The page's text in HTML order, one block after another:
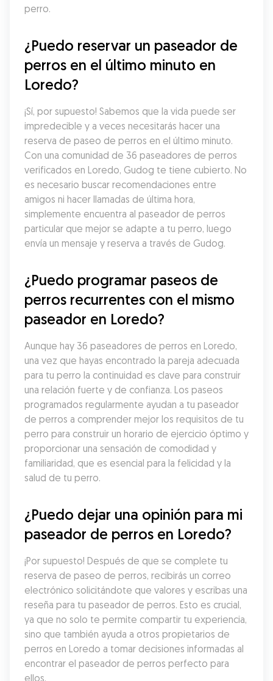
perro.
¿Puedo reservar un paseador de
perros en el último minuto en
Loredo?
¡Sí, por supuesto! Sabemos que la vida puede ser
impredecible y a veces necesitarás hacer una
reserva de paseo de perros en el último minuto.
Con una comunidad de 36 paseadores de perros
verificados en Loredo, Gudog te tiene cubierto. No
es necesario buscar recomendaciones entre
amigos ni hacer llamadas de última hora,
simplemente encuentra al paseador de perros
particular que mejor se adapte a tu perro, luego
envía un mensaje y reserva a través de Gudog.
¿Puedo programar paseos de
perros recurrentes con el mismo
paseador en Loredo?
Aunque hay 36 paseadores de perros en Loredo,
una vez que hayas encontrado la pareja adecuada
para tu perro la continuidad es clave para construir
una relación fuerte y de confianza. Los paseos
programados regularmente ayudan a tu paseador
de perros a comprender mejor los requisitos de tu
perro para construir un horario de ejercicio óptimo y
proporcionar una sensación de comodidad y
familiaridad, que es esencial para la felicidad y la
salud de tu perro.
¿Puedo dejar una opinión para mi
paseador de perros en Loredo?
¡Por supuesto! Después de que se complete tu
reserva de paseo de perros, recibirás un correo
electrónico solicitándote que valores y escribas una
reseña para tu paseador de perros. Esto es crucial,
ya que no solo te permite compartir tu experiencia,
sino que también ayuda a otros propietarios de
perros en Loredo a tomar decisiones informadas al
encontrar el paseador de perros perfecto para
ellos.